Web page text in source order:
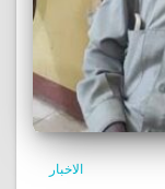
الاخبار